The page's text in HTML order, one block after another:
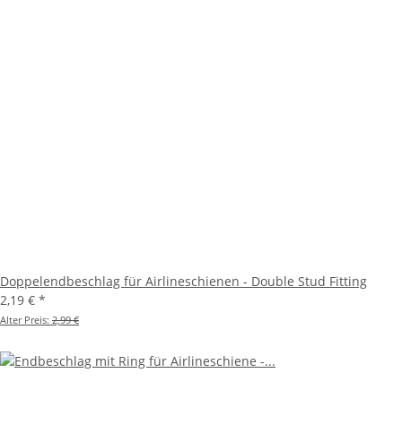
Doppelendbeschlag für Airlineschienen - Double Stud Fitting
2,19 € *
Alter Preis: 2,99 €